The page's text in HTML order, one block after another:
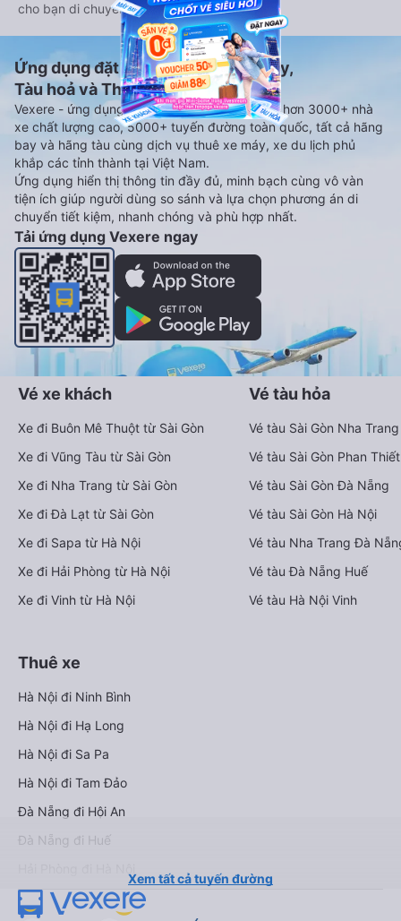
cho bạn di chuyển.
Ứng dụng đặt vé Xe khách, Máy bay,
Tàu hoả và Thuê xe
Vexere - ứng dụng đặt vé đa phương tiện với hơn 3000+ nhà
xe chất lượng cao, 5000+ tuyến đường toàn quốc, tất cả hãng
bay và hãng tàu cùng dịch vụ thuê xe máy, xe du lịch phủ
khắp các tỉnh thành tại Việt Nam.
Ứng dụng hiển thị thông tin đầy đủ, minh bạch cùng vô vàn
tiện ích giúp người dùng so sánh và lựa chọn phương án di
chuyển tiết kiệm, nhanh chóng và phù hợp nhất.
Tải ứng dụng Vexere ngay
Vé xe khách
Xe đi Buôn Mê Thuột từ Sài Gòn
Xe đi Vũng Tàu từ Sài Gòn
Xe đi Nha Trang từ Sài Gòn
Xe đi Đà Lạt từ Sài Gòn
Xe đi Sapa từ Hà Nội
Xe đi Hải Phòng từ Hà Nội
Xe đi Vinh từ Hà Nội
Vé tàu hỏa
Vé tàu Sài Gòn Nha Trang
Vé tàu Sài Gòn Phan Thiết
Vé tàu Sài Gòn Đà Nẵng
Vé tàu Sài Gòn Hà Nội
Vé tàu Nha Trang Đà
Vé tàu Đà Nẵng Huế
Vé tàu Hà Nội Vinh
Thuê xe
Hà Nội đi Ninh Bình
Hà Nội đi Hạ Long
Hà Nội đi Sa Pa
Hà Nội đi Tam Đảo
Đà Nẵng đi Hội An
Đà Nẵng đi Huế
Xem tất cả tuyến đường